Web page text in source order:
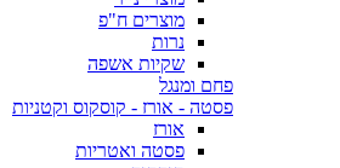
מוצרים ח"פ
נרות
שקיות אשפה
פחם ומנגל
פסטה - אורז - קוסקוס וקטניות
אורז
פסטה ואטריות